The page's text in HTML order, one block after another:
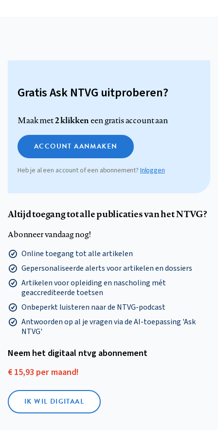
Gratis Ask NTVG uitproberen?
Maak met2 klikkeneen gratis account aan
ACCOUNT AANMAKEN
Heb je al een account of een abonnement?Inloggen
Altijd toegang tot alle publicaties van het NTVG?
Abonneer vandaag nog!
Online toegang tot alle artikelen
Gepersonaliseerde alerts voor artikelen en dossiers
Artikelen voor opleiding en nascholing mét
geaccrediteerde toetsen
Onbeperkt luisteren naar de NTVG-podcast
Antwoorden op al je vragen via de AI-toepassing 'Ask
NTVG'
Neem het digitaal ntvg abonnement
€ 15,93 per maand!
IK WIL DIGITAAL